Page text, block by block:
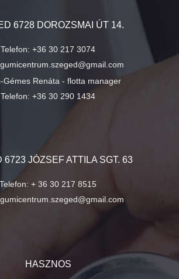
6728 DOROZSMAI ÚT 14.
Telefon: +36 30 217 3074
gumicentrum.szeged@gmail.com
Gémes Renáta - flotta manager
Telefon: +36 30 290 1434
6723 JÓZSEF ATTILA SGT. 63
Telefon: + 36 30 217 8515
gumicentrum.szeged@gmail.com
HASZNOS